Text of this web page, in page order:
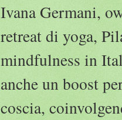
Ivana Germani,
retreat di yoga,
mindfulness in
anche un boost
coscia,